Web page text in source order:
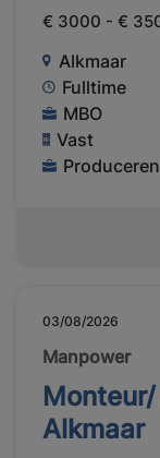
€ 3000 - €
Alkmaar
Fulltime
MBO
Vast
03/08/2026
Manpower
Alkmaar